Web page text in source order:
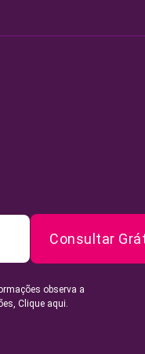
Consultar
observa a
Clique aqui.